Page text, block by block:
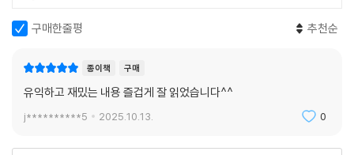
구매한줄평 추천순
종이책 구매
유익하고 재밌는 내용 즐겁게 잘 읽었습니다^^
j**********5 2025.10.13. 0